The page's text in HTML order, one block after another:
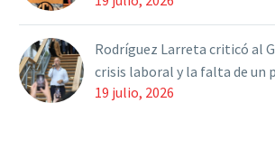
Rodríguez Larreta criticó al
crisis laboral y la falta de un
19 julio, 2026